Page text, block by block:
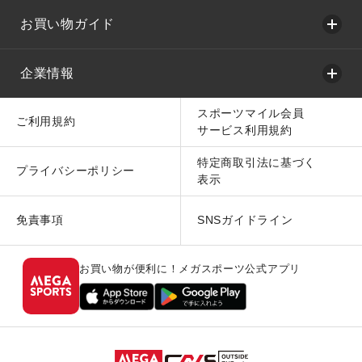
お買い物ガイド
企業情報
ご利用規約
スポーツマイル会員
サービス利用規約
プライバシーポリシー
特定商取引法に基づく
表示
免責事項 SNSガイドライン
お買い物が便利に！メガスポーツ公式アプリ